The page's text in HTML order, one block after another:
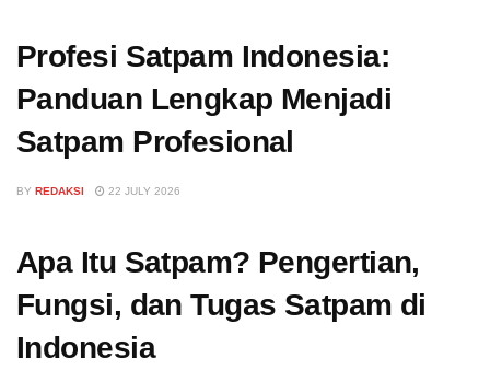
Profesi Satpam Indonesia:
Panduan Lengkap Menjadi
Satpam Profesional
BY REDAKSI 22 JULY 2026
Apa Itu Satpam? Pengertian,
Fungsi, dan Tugas Satpam di
Indonesia